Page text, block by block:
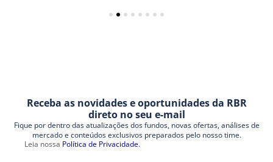
Receba as novidades e oportunidades da RBR
direto no seu e-mail
Fique por dentro das atualizações dos fundos, novas ofertas, análises de
mercado e conteúdos exclusivos preparados pelo nosso time.
Leia nossa Política de Privacidade.